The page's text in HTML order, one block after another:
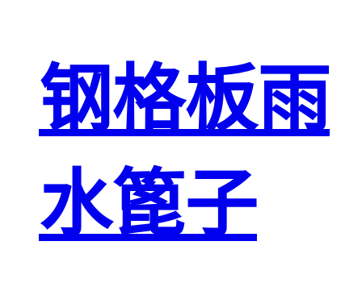
钢格板雨
水篦子